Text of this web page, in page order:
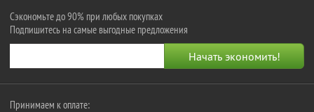
Сэкономьте до 90% при любых покупках
Подпишитесь на самые выгодные предложения
Принимаем к оплате: